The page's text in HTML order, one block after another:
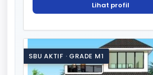
Lihat profil
SBU AKTIF · GRADE M1